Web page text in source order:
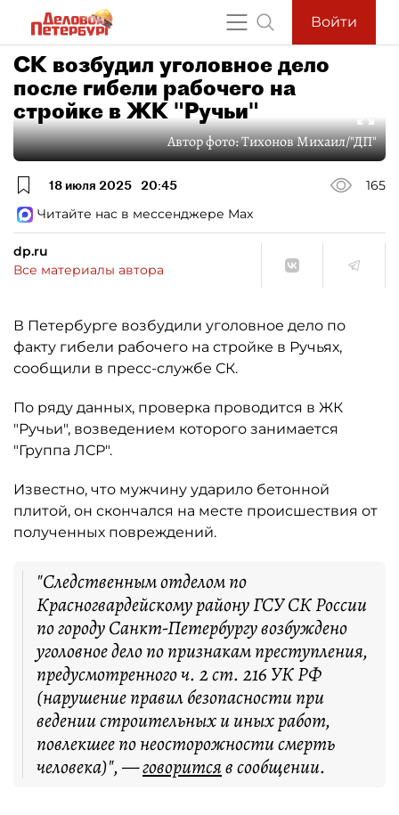
Войти
СК возбудил уголовное дело
после гибели рабочего на
стройке в ЖК "Ручьи"
Автор фото:Тихонов Михаил/"ДП"
18 июля 2025 20:45
165
Читайте нас в мессенджере Max
dp.ru
Все материалы автора
В Петербурге возбудили уголовное дело по
факту гибели рабочего на стройке в Ручьях,
сообщили в пресс-службе СК.
По ряду данных, проверка проводится в ЖК
"Ручьи", возведением которого занимается
"Группа ЛСР".
Известно, что мужчину ударило бетонной
плитой, он скончался на месте происшествия от
полученных повреждений.
"Следственным отделом по
Красногвардейскому району ГСУ СК России
по городу Санкт-Петербургу возбуждено
уголовное дело по признакам преступления,
предусмотренного ч. 2 ст. 216 УК РФ
(нарушение правил безопасности при
ведении строительных и иных работ,
повлекшее по неосторожности смерть
человека)", —говоритсяв сообщении.